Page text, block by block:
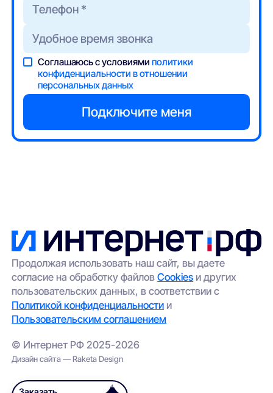
Соглашаюсь с условиямиполитики
конфиденциальности в отношении
персональных данных
Продолжая использовать наш сайт, вы даете
согласие на обработку файловCookies и других
пользовательских данных, в соответствии с
Политикой конфиденциальности и
Пользовательским соглашением
© Интернет РФ 2025-2026
Дизайн сайта — Raketa Design